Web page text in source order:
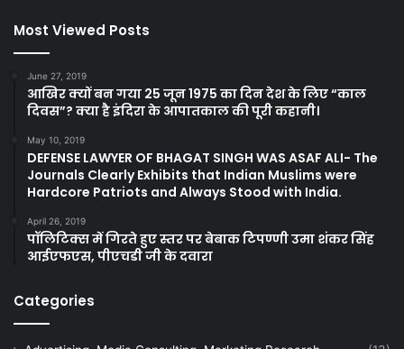
Most Viewed Posts
June 27, 2019
आखिर क्यों बन गया 25 जून 1975 का दिन देश के लिए “काल
दिवस”? क्या है इंदिरा के आपातकाल की पूरी कहानी।
May 10, 2019
DEFENSE LAWYER OF BHAGAT SINGH WAS ASAF ALI- The
Journals Clearly Exhibits that Indian Muslims were
Hardcore Patriots and Always Stood with India.
April 26, 2019
पॉलिटिक्स में गिरते हुए स्तर पर बेबाक टिपण्णी उमा शंकर सिंह
आईएफएस, पीएचडी जी के दवारा
Categories